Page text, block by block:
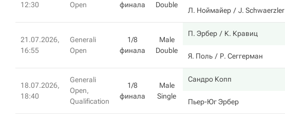
12:30
Open
финала
Double
Л. Ноймайер J. Schwaerzler
21.07.2026,
16:55
Generali
Open
1/8
финала
Male
Double
П. Эрбер К. Кравиц
Я. Поль Р. Сеггерман
18.07.2026,
18:40
Generali
Open,
Qualification
1/8
финала
Male
Single
Сандро Копп
Пьер-Юг Эрбер